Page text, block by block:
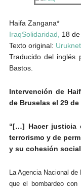
Haifa Zangana*
IraqSolidaridad,
18
Texto original: Uruknet
Traducido del inglés
Bastos.
Intervención de
de Bruselas el 29 de
“[…] Hacer justicia
terrorismo y de
y su cohesión
La Agencia Nacional
que el bombardeo